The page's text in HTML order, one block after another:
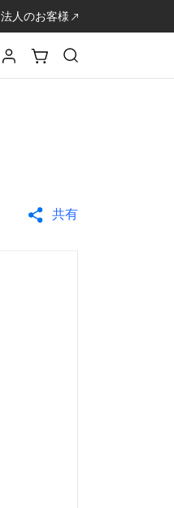
法人のお客様
共有